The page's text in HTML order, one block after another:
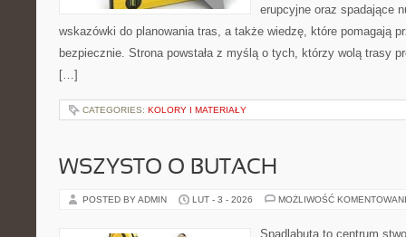
erupcyjne oraz spadające
wskazówki do planowania tras, a także wiedzę, które pomagają
bezpiecznie. Strona powstała z myślą o tych, którzy wolą trasy
[…]
CATEGORIES: KOLORY I MATERIAŁY
WSZYSTO O BUTACH
POSTED BY ADMIN LUT - 3 - 2026 MOŻLIWOŚĆ
Spadlabuta to centrum